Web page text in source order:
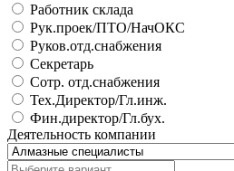
Работник склада
Рук.проек/ПТО/НачОКС
Руков.отд.снабжения
Секретарь
Сотр. отд.снабжения
Тех.Директор/Гл.инж.
Фин.директор/Гл.бух.
Деятельность компании